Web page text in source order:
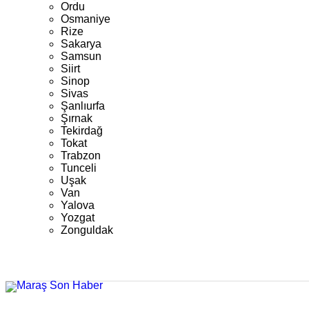
Ordu
Osmaniye
Rize
Sakarya
Samsun
Siirt
Sinop
Sivas
Şanlıurfa
Şırnak
Tekirdağ
Tokat
Trabzon
Tunceli
Uşak
Van
Yalova
Yozgat
Zonguldak